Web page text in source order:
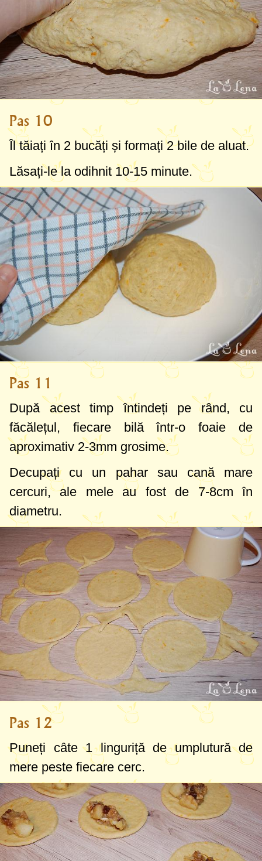
Pas 10
Îl tăiați în 2 bucăți și formați 2 bile de aluat.
Lăsați-le la odihnit 10-15 minute.
Pas 11
După acest timp întindeți pe rând, cu
făcălețul, fiecare bilă într-o foaie de
aproximativ 2-3mm grosime.
Decupați cu un paharsau cană mare
cercuri, ale mele au fost de 7-8cm în
diametru.
Pas 12
Puneți câte1 lingurițăde umplutură de
mere peste fiecare cerc.